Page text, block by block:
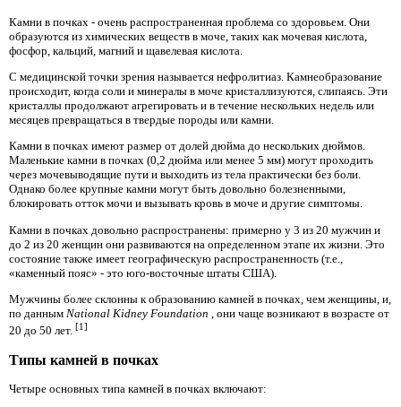
Камни в почках - очень распространенная проблема со здоровьем. Они
образуются из химических веществ в моче, таких как мочевая кислота,
фосфор, кальций, магний и щавелевая кислота.
С медицинской точки зрения называется нефролитиаз. Камнеобразование
происходит, когда соли и минералы в моче кристаллизуются, слипаясь. Эти
кристаллы продолжают агрегировать и в течение нескольких недель или
месяцев превращаться в твердые породы или камни.
Камни в почках имеют размер от долей дюйма до нескольких дюймов.
Маленькие камни в почках (0,2 дюйма или менее 5 мм) могут проходить
через мочевыводящие пути и выходить из тела практически без боли.
Однако более крупные камни могут быть довольно болезненными,
блокировать отток мочи и вызывать кровь в моче и другие симптомы.
Камни в почках довольно распространены: примерно у 3 из 20 мужчин и
до 2 из 20 женщин они развиваются на определенном этапе их жизни. Это
состояние также имеет географическую распространенность (т.е.,
«каменный пояс» - это юго-восточные штаты США).
Мужчины более склонны к образованию камней в почках, чем женщины, и,
по данным National Kidney Foundation
, они чаще возникают в возрасте от
20 до 50 лет. [1]
Типы камней в почках
Четыре основных типа камней в почках включают: